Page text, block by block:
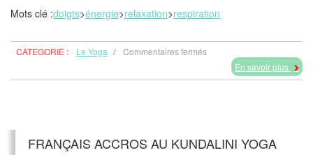
Mots clé :doigts>énergie>relaxation>respiration
CATEGORIE : Le Yoga / Commentaires ferméssur
Mudras
En savoir plus
FRANÇAIS ACCROS AU KUNDALINI YOGA